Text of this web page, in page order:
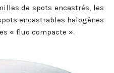
de spots encastrés, les
encastrables halogènes
« fluo compacte ».